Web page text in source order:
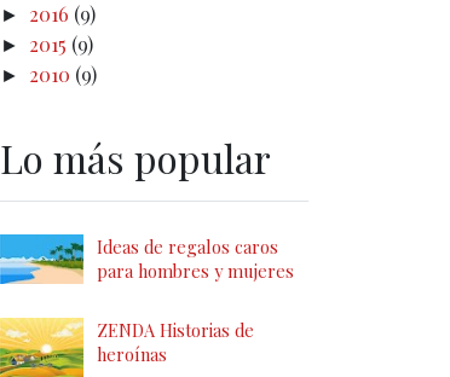
► 2016 (9)
► 2015 (9)
► 2010 (9)
Lo más popular
Ideas de regalos caros
para hombres y mujeres
ZENDA Historias de
heroínas